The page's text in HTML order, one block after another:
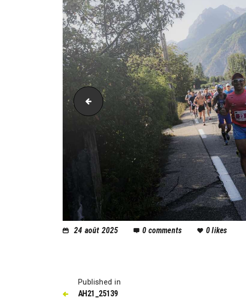
AH21_25134
24 août 2025 0 comments 0likes
Published in
AH21_25139